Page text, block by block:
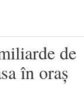
de
în oraș